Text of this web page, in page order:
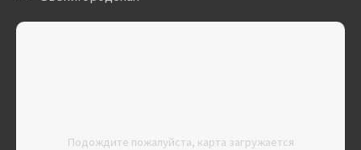
Подождите пожалуйста, карта загружается